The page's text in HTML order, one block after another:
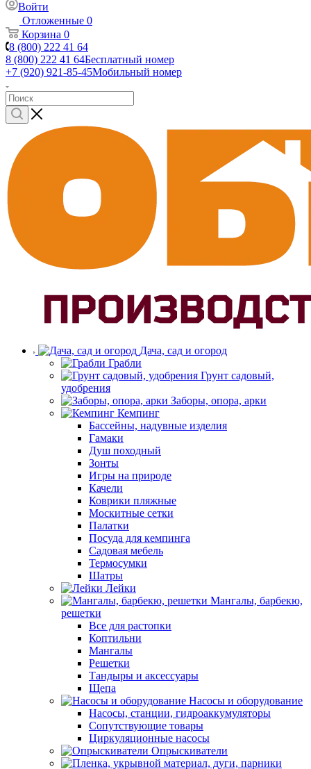
Войти
Отложенные 0
Корзина 0
8 (800) 222 41 64
8 (800) 222 41 64Бесплатный номер
+7 (920) 921-85-45Мобильный номер
Дача, сад и огород
Грабли
Грунт садовый,
удобрения
Заборы, опора, арки
Кемпинг
Бассейны, надувные изделия
Гамаки
Душ походный
Зонты
Игры на природе
Качели
Коврики пляжные
Москитные сетки
Палатки
Посуда для кемпинга
Садовая мебель
Термосумки
Шатры
Лейки
Мангалы, барбекю,
решетки
Все для растопки
Коптильни
Мангалы
Решетки
Тандыры и аксессуары
Щепа
Насосы и оборудование
Насосы, станции, гидроаккумуляторы
Сопутствующие товары
Циркуляционные насосы
Опрыскиватели